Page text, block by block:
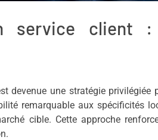
service client
devenue une stratégie privilégiée
remarquable aux spécificités
cible. Cette approche